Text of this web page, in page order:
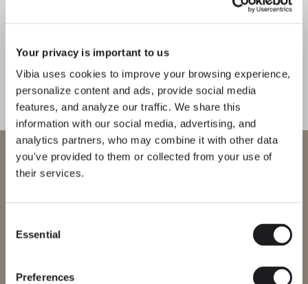
Your privacy is important to us
Vibia uses cookies to improve your browsing experience,
personalize content and ads, provide social media
features, and analyze our traffic. We share this
information with our social media, advertising, and
analytics partners, who may combine it with other data
you've provided to them or collected from your use of
their services.
Selection
Essential
Preferences
Flat
PIE Y SOBREMESA
Bind solo
TECHO
DESCUBRE THE EDIT
Descubre más sobre Match y todas nuestras colecciones
Bienvenido a Vibia
Selecciona el sitio web correcto para tu región para asegurarte de
certificaciones de seguridad locales. Ten en cuenta que algunos
productos pueden no estar disponibles en todas las regiones.